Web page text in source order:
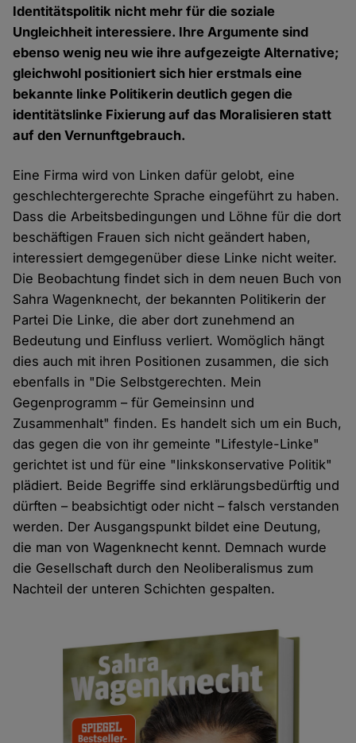
Identitätspolitik nicht mehr für die soziale
Ungleichheit interessiere. Ihre Argumente sind
ebenso wenig neu wie ihre aufgezeigte Alternative;
gleichwohl positioniert sich hier erstmals eine
bekannte linke Politikerin deutlich gegen die
identitätslinke Fixierung auf das Moralisieren statt
auf den Vernunftgebrauch.
Eine Firma wird von Linken dafür gelobt, eine
geschlechtergerechte Sprache eingeführt zu haben.
Dass die Arbeitsbedingungen und Löhne für die dort
beschäftigen Frauen sich nicht geändert haben,
interessiert demgegenüber diese Linke nicht weiter.
Die Beobachtung findet sich in dem neuen Buch von
Sahra Wagenknecht, der bekannten Politikerin der
Partei Die Linke, die aber dort zunehmend an
Bedeutung und Einfluss verliert. Womöglich hängt
dies auch mit ihren Positionen zusammen, die sich
ebenfalls in "Die Selbstgerechten. Mein
Gegenprogramm – für Gemeinsinn und
Zusammenhalt" finden. Es handelt sich um ein Buch,
das gegen die von ihr gemeinte "Lifestyle-Linke"
gerichtet ist und für eine "linkskonservative Politik"
plädiert. Beide Begriffe sind erklärungsbedürftig und
dürften – beabsichtigt oder nicht – falsch verstanden
werden. Der Ausgangspunkt bildet eine Deutung,
die man von Wagenknecht kennt. Demnach wurde
die Gesellschaft durch den Neoliberalismus zum
Nachteil der unteren Schichten gespalten.